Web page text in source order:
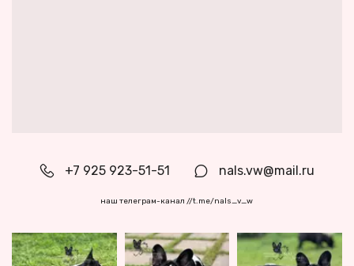
+7 925 923-51-51 nals.vw@mail.ru
наш телеграм-канал //t.me/nals_v_w